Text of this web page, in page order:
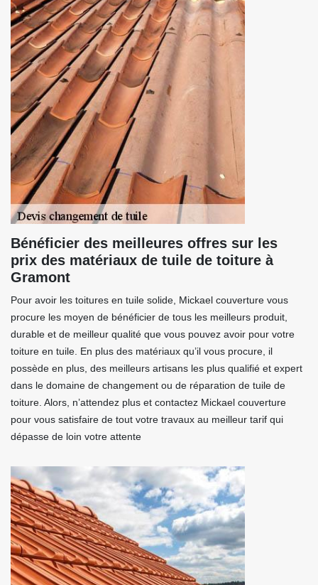
Bénéficier des meilleures offres sur les
prix des matériaux de tuile de toiture à
Gramont
Pour avoir les toitures en tuile solide, Mickael couverture vous
procure les moyen de bénéficier de tous les meilleurs produit,
durable et de meilleur qualité que vous pouvez avoir pour votre
toiture en tuile. En plus des matériaux qu’il vous procure, il
possède en plus, des meilleurs artisans les plus qualifié et expert
dans le domaine de changement ou de réparation de tuile de
toiture. Alors, n’attendez plus et contactez Mickael couverture
pour vous satisfaire de tout votre travaux au meilleur tarif qui
dépasse de loin votre attente